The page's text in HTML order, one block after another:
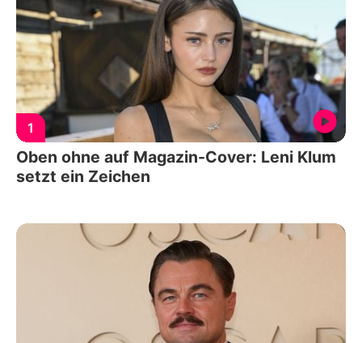
1
Oben ohne auf Magazin-Cover: Leni Klum
setzt ein Zeichen